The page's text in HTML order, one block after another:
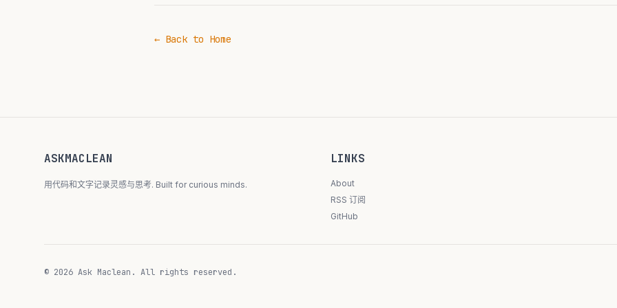
← Back to Home
ASKMACLEAN
用代码和文字记录灵感与思考. Built for curious minds.
LINKS
About
RSS 订阅
GitHub
© 2026 Ask Maclean. All rights reserved.